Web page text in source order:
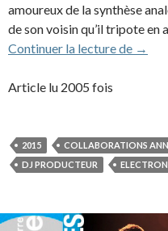
amoureux de la synthèse
de son voisin qu’il tripote en
Continuer la lecture de →
Article lu 2005 fois
2015 COLLABORATIONS
DJ PRODUCTEUR